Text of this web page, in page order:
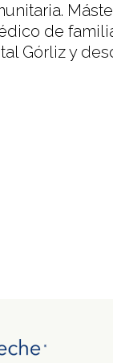
de
Górliz y